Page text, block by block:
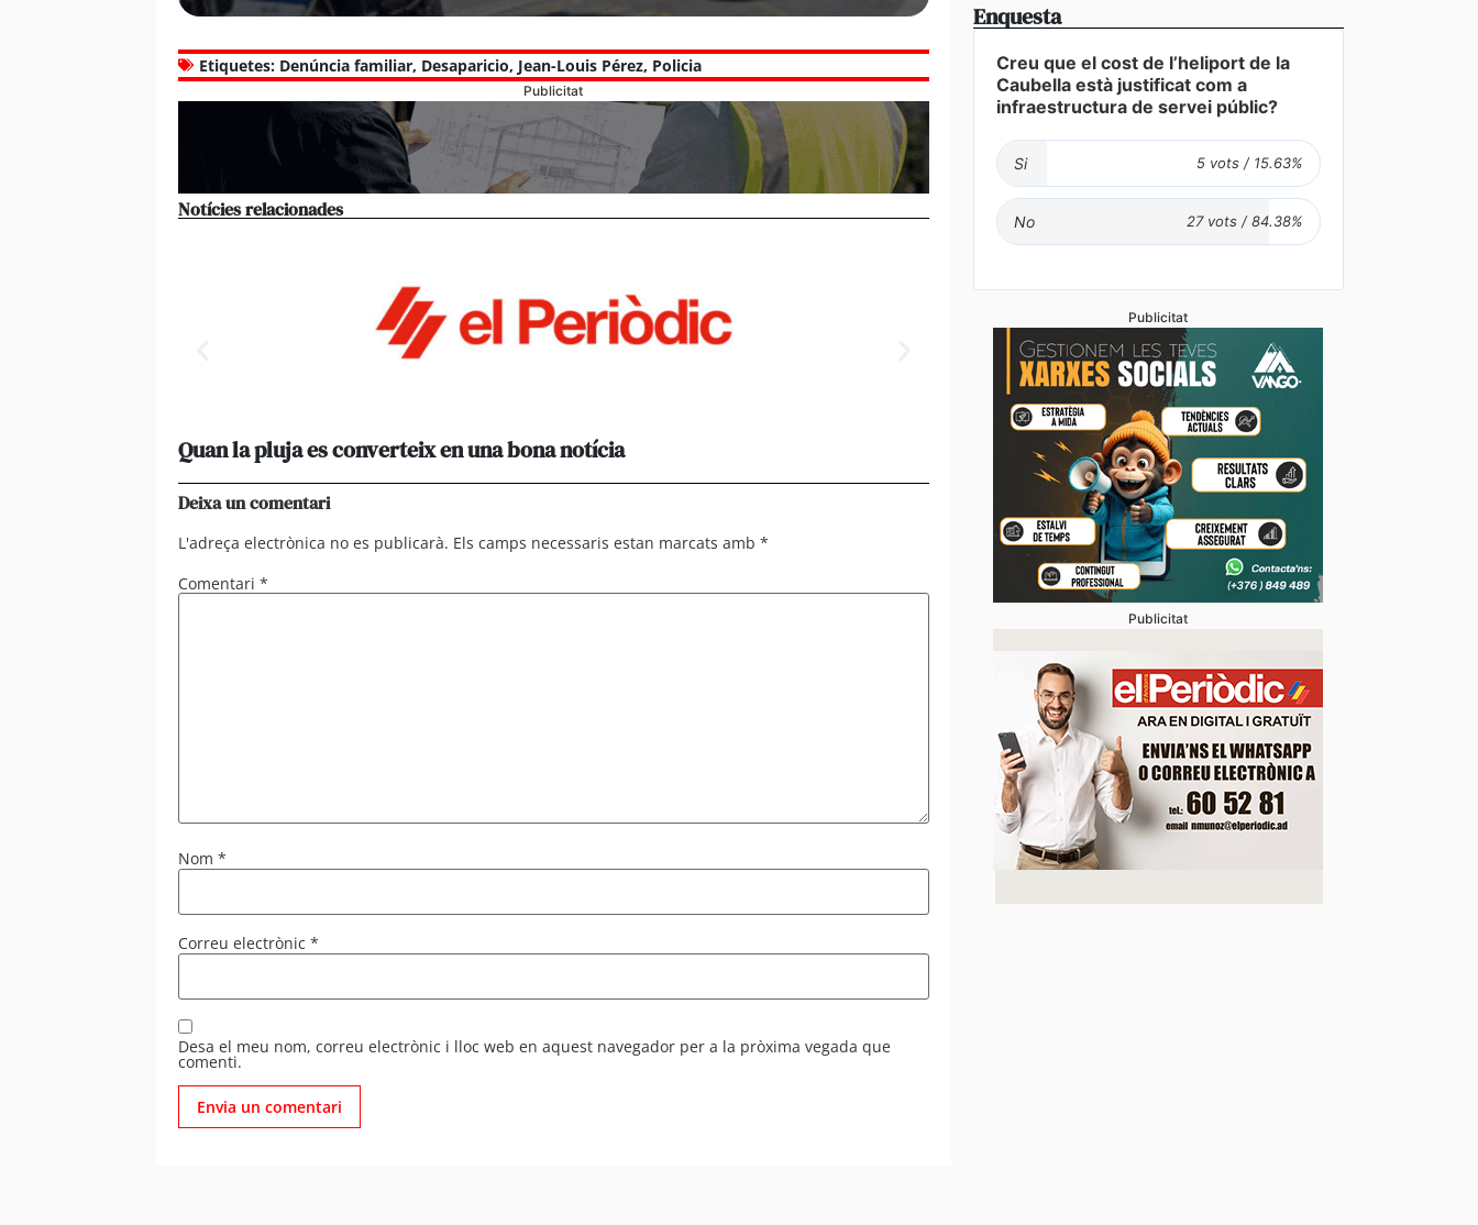
Etiquetes: Denúncia familiar, Desaparicio, Jean-Louis Pérez, Policia
Publicitat
Notícies relacionades
Quan la pluja es converteix en una bona notícia [Amb vídeos] L’arribada d’una esperada i intensa
acompanyada de calamarsa no dona treva
Deixa un comentari
L'adreça electrònica no es publicarà. Els camps necessaris estan marcats amb *
Comentari *
Nom *
Correu electrònic *
Desa el meu nom, correu electrònic i lloc web en aquest navegador per a la pròxima vegada que
comenti.
Enquesta
Creu que el cost de l’heliport de la
Caubella està justificat com a
infraestructura de servei públic?
Si
No
Publicitat
Publicitat